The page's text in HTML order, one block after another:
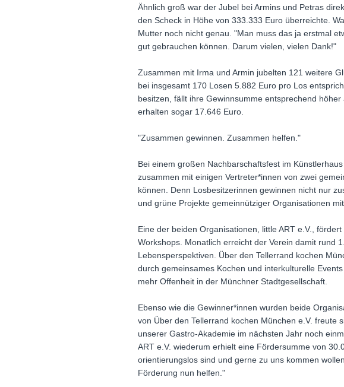
Ähnlich groß war der Jubel bei Armins und Petras
den Scheck in Höhe von 333.333 Euro überreichte.
Mutter noch nicht genau. "Man muss das ja erstmal
gut gebrauchen können. Darum vielen, vielen Dank!"
Zusammen mit Irma und Armin jubelten 121 weitere
bei insgesamt 170 Losen 5.882 Euro pro Los
besitzen, fällt ihre Gewinnsumme entsprechend
erhalten sogar 17.646 Euro.
"Zusammen gewinnen. Zusammen helfen."
Bei einem großen Nachbarschaftsfest im
zusammen mit einigen Vertreter*innen von zwei
können. Denn Losbesitzerinnen gewinnen nicht nur
und grüne Projekte gemeinnütziger Organisationen
Eine der beiden Organisationen, little ART e.V.,
Workshops. Monatlich erreicht der Verein damit rund
Lebensperspektiven. Über den Tellerrand kochen
durch gemeinsames Kochen und interkulturelle
mehr Offenheit in der Münchner Stadtgesellschaft.
Ebenso wie die Gewinner*innen wurden beide
von Über den Tellerrand kochen München e.V. freute
unserer Gastro-Akademie im nächsten Jahr noch
ART e.V. wiederum erhielt eine Fördersumme von
orientierungslos sind und gerne zu uns kommen
Förderung nun helfen."